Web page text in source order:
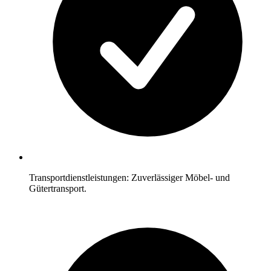
Transportdienstleistungen: Zuverlässiger Möbel- und
Gütertransport.